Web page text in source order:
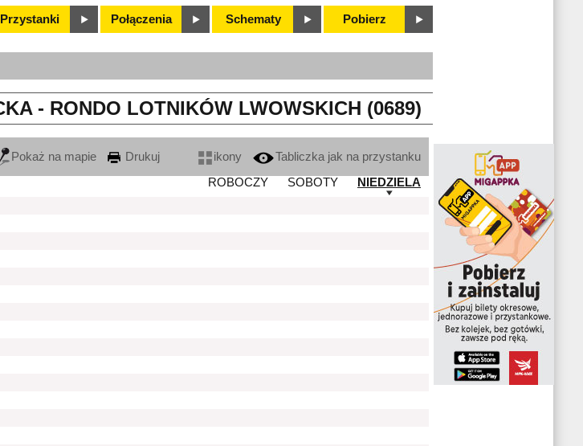
Przystanki Połączenia Schematy Pobierz
- RONDO LOTNIKÓW LWOWSKICH (0689)
Pokaż na mapie Drukuj ikony
Tabliczka jak na przystanku
ROBOCZY
SOBOTY
NIEDZIELA